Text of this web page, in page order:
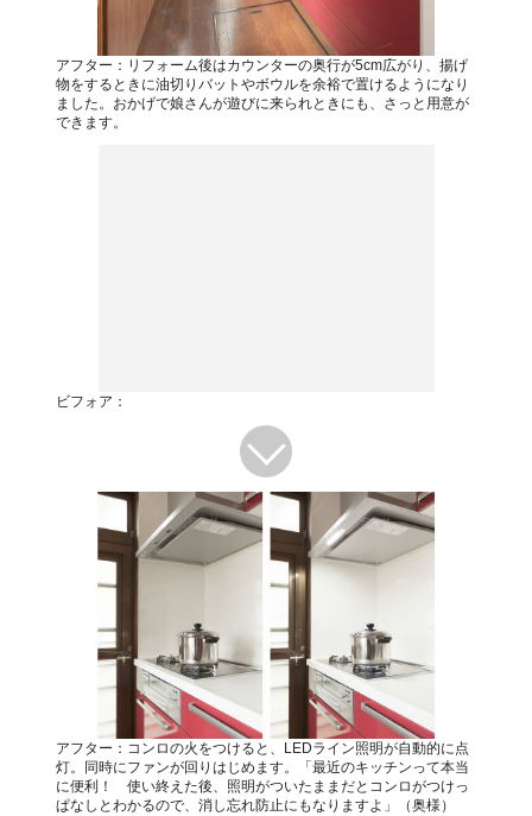
アフター：リフォーム後はカウンターの奥行が5cm広がり、揚げ
物をするときに油切りバットやボウルを余裕で置けるようになり
ました。おかげで娘さんが遊びに来られときにも、さっと用意が
できます。
ビフォア：
アフター：コンロの火をつけると、LEDライン照明が自動的に点
灯。同時にファンが回りはじめます。「最近のキッチンって本当
に便利！ 使い終えた後、照明がついたままだとコンロがつけっ
ぱなしとわかるので、消し忘れ防止にもなりますよ」（奥様）